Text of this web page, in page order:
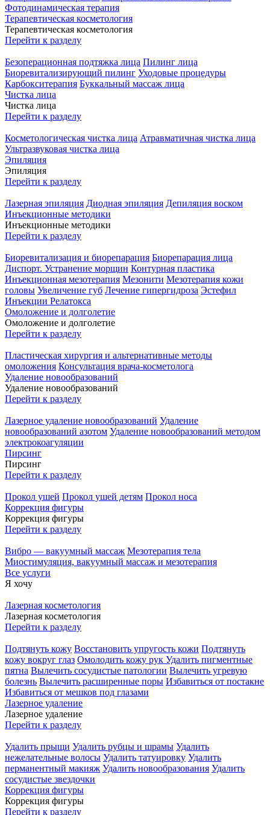
Фотодинамическая терапия
Терапевтическая косметология
Терапевтическая косметология
Перейти к разделу
Безоперационная подтяжка лица Пилинг лица
Биоревитализирующий пилинг Уходовые процедуры
Карбокситерапия Буккальный массаж лица
Чистка лица
Чистка лица
Перейти к разделу
Косметологическая чистка лица Атравматичная чистка лица
Ультразвуковая чистка лица
Эпиляция
Эпиляция
Перейти к разделу
Лазерная эпиляция Диодная эпиляция Депиляция воском
Инъекционные методики
Инъекционные методики
Перейти к разделу
Биоревитализация и биорепарация Биорепарация лица
Диспорт. Устранение морщин Контурная пластика
Инъекционная мезотерапия Мезонити Мезотерапия кожи
головы Увеличение губ Лечение гипергидроза Эстефил
Инъекции Релатокса
Омоложение и долголетие
Омоложение и долголетие
Перейти к разделу
Пластическая хирургия и альтернативные методы
омоложения Консультация врача-косметолога
Удаление новообразований
Удаление новообразований
Перейти к разделу
Лазерное удаление новообразований Удаление
новообразований азотом Удаление новообразований методом
электрокоагуляции
Пирсинг
Пирсинг
Перейти к разделу
Прокол ушей Прокол ушей детям Прокол носа
Коррекция фигуры
Коррекция фигуры
Перейти к разделу
Вибро — вакуумный массаж Мезотерапия тела
Миостимуляция, вакуумный массаж и мезотерапия
Все услуги
Я хочу
Лазерная косметология
Лазерная косметология
Перейти к разделу
Подтянуть кожу Восстановить упругость кожи Подтянуть
кожу вокруг глаз Омолодить кожу рук Удалить пигментные
пятна Вылечить сосудистые патологии Вылечить угревую
болезнь Вылечить расширенные поры Избавиться от постакне
Избавиться от мешков под глазами
Лазерное удаление
Лазерное удаление
Перейти к разделу
Удалить прыщи Удалить рубцы и шрамы Удалить
нежелательные волосы Удалить татуировку Удалить
перманентный макияж Удалить новообразования Удалить
сосудистые звездочки
Коррекция фигуры
Коррекция фигуры
Перейти к разделу